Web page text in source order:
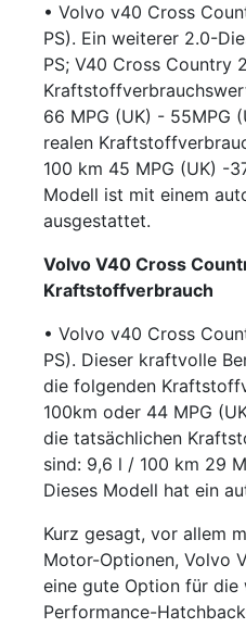
• Volvo v40 Cross
PS). Ein weiterer 2.0-
PS; V40 Cross Country
66 MPG (UK) - 55MPG
realen
100 km 45 MPG (UK) -
Modell ist mit einem
ausgestattet.
Volvo V40 Cross
Kraftstoffverbrauch
• Volvo v40 Cross
PS). Dieser kraftvolle
die folgenden
100km oder 44 MPG
die tatsächlichen
sind: 9,6 l / 100 km 29
Dieses Modell hat ein
Kurz gesagt, vor allem
Motor-Optionen, Volvo
eine gute Option für
Performance-